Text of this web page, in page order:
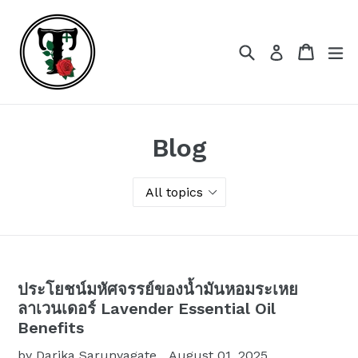
content
SearchLog in Cart
Cart
Blog
ประโยชน์มหัศจรรย์ของน้ำมันหอมระเหย
ลาเวนเดอร์ Lavender Essential Oil
Benefits
by Darika Sarunyagate August 01, 2025